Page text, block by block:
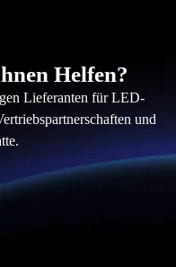
Helfen?
Lieferanten für LED-
und